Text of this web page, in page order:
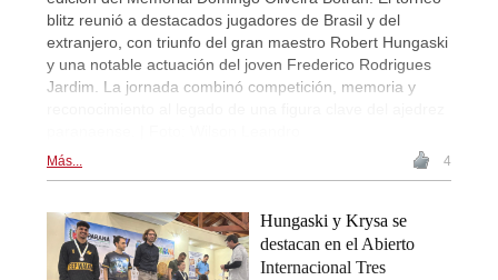
blitz reunió a destacados jugadores de Brasil y del
extranjero, con triunfo del gran maestro Robert Hungaski
y una notable actuación del joven Frederico Rodrigues
Jardim. La jornada combinó competición, memoria y
Más... 4
Hungaski y Krysa se
destacan en el Abierto
Internacional Tres